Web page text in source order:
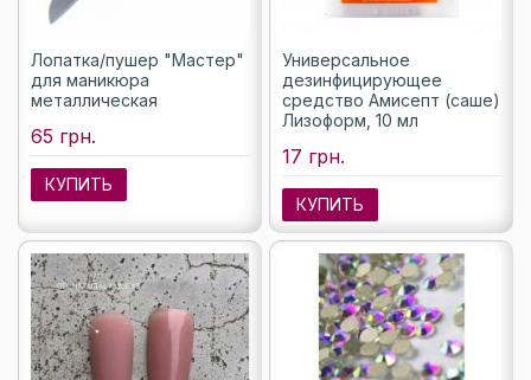
Лопатка/пушер "Мастер"
для маникюра
металлическая
65 грн.
КУПИТЬ
Универсальное
дезинфицирующее
средство Амисепт (саше)
Лизоформ, 10 мл
17 грн.
КУПИТЬ